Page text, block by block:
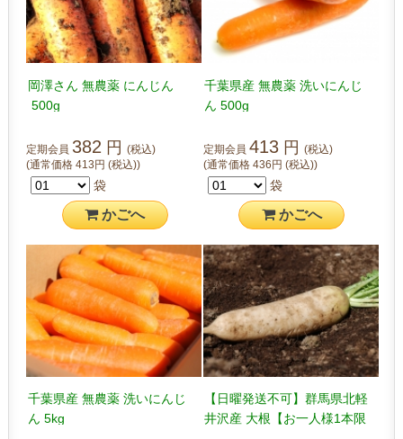
岡澤さん 無農薬 にんじん
500g
定期会員 382 円(税込)
(通常価格413 円(税込))
袋
かごへ
千葉県産 無農薬 洗いにんじ
ん 500g
定期会員 413 円 (税込)
(通常価格 436 円 (税込))
袋
かごへ
千葉県産 無農薬 洗いにんじ
ん 5kg
【日曜発送不可】群馬県北軽
井沢産 大根【お一人様1本限